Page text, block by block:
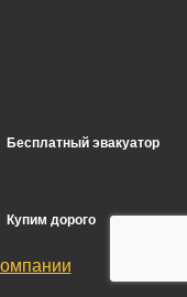
Бесплатный эвакуатор
Купим дорого